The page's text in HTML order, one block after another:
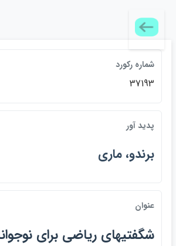
شماره ركورد
37193
پديد آور
برندو، ماري
عنوان
شگفتيهاي رياضي براي